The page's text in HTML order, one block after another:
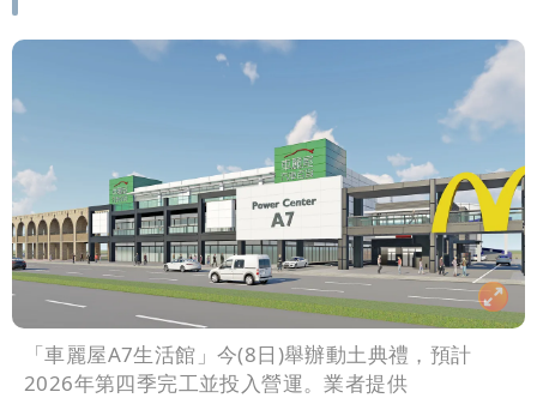
「車麗屋A7生活館」今(8日)舉辦動土典禮，預計
2026年第四季完工並投入營運。業者提供